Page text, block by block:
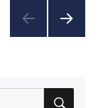
OLDA
L